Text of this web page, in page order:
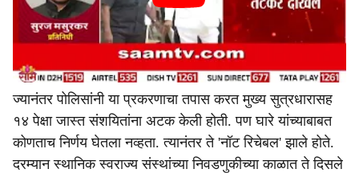
ज्यानंतर पोलिसांनी या प्रकरणाचा तपास करत मुख्य सुत्रधारासह
१४ पेक्षा जास्त संशयितांना अटक केली होती. पण घारे यांच्याबाबत
कोणताच निर्णय घेतला नव्हता. त्यानंतर ते 'नॉट रिचेबल' झाले होते.
दरम्यान स्थानिक स्वराज्य संस्थांच्या निवडणुकीच्या काळात ते दिसले